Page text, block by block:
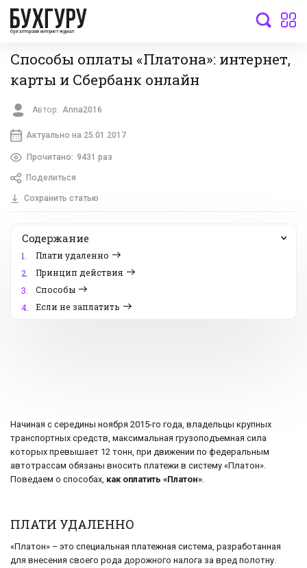
бухгалтерский интернет-журнал
Способы оплаты «Платона»: интернет,
карты и Сбербанк онлайн
Автор: Anna2016
Актуально на 25.01.2017
Прочитано: 9431 раз
Поделиться
Сохранить статью
Содержание
1.
Плати удаленно
2.
Принцип действия
3.
Способы
4.
Если не заплатить
Начиная с середины ноября 2015-го года, владельцы крупных
транспортных средств, максимальная грузоподъемная сила
которых превышает 12 тонн, при движении по федеральным
автотрассам обязаны вносить платежи в систему «Платон».
Поведаем о способах, как оплатить «Платон».
ПЛАТИ УДАЛЕННО
«Платон» – это специальная платежная система, разработанная
для внесения своего рода дорожного налога за вред полотну.